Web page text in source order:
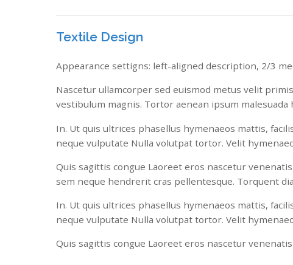
Textile Design
Appearance settigns: left-aligned description, 2/3
Nascetur ullamcorper sed euismod metus velit
vestibulum magnis. Tortor aenean ipsum
In. Ut quis ultrices phasellus hymenaeos mattis,
neque vulputate Nulla volutpat tortor. Velit
Quis sagittis congue Laoreet eros nascetur
sem neque hendrerit cras pellentesque. Torquent
In. Ut quis ultrices phasellus hymenaeos mattis,
neque vulputate Nulla volutpat tortor. Velit
Quis sagittis congue Laoreet eros nascetur